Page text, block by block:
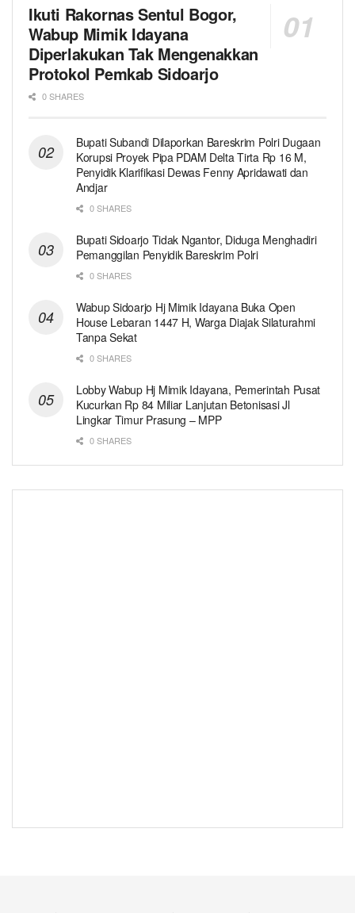
Ikuti Rakornas Sentul Bogor,
Wabup Mimik Idayana
Diperlakukan Tak Mengenakkan
Protokol Pemkab Sidoarjo
0 SHARES
Bupati Subandi Dilaporkan Bareskrim Polri Dugaan
Korupsi Proyek Pipa PDAM Delta Tirta Rp 16 M,
Penyidik Klarifikasi Dewas Fenny Apridawati dan
Andjar
0 SHARES
Bupati Sidoarjo Tidak Ngantor, Diduga Menghadiri
Pemanggilan Penyidik Bareskrim Polri
0 SHARES
Wabup Sidoarjo Hj Mimik Idayana Buka Open
House Lebaran 1447 H, Warga Diajak Silaturahmi
Tanpa Sekat
0 SHARES
Lobby Wabup Hj Mimik Idayana, Pemerintah Pusat
Kucurkan Rp 84 Miliar Lanjutan Betonisasi Jl
Lingkar Timur Prasung – MPP
0 SHARES